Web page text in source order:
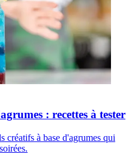
: recettes à tester
créatifs à base d'agrumes qui